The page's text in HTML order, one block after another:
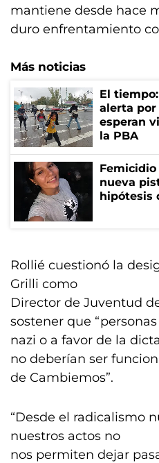
mantiene desde hace
duro enfrentamiento
Más noticias
El
alerta
esperan
la PBA
nueva
hipótesis
Rollié cuestionó la
Grilli como
Director de Juventud
sostener que
nazi o a favor de la
no deberían ser
de Cambiemos”.
“Desde el radicalismo
nuestros actos no
nos permiten dejar